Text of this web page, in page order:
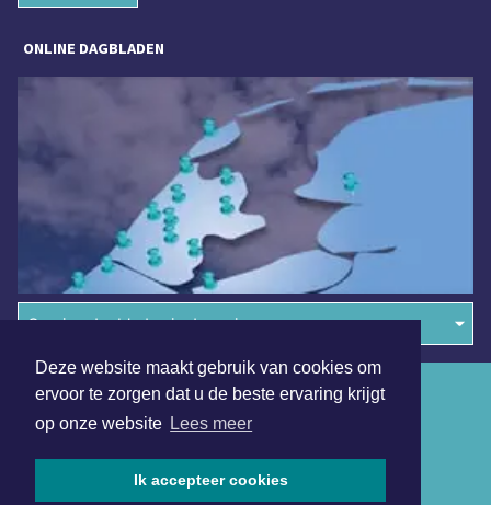
Deze website maakt gebruik van cookies om
ervoor te zorgen dat u de beste ervaring krijgt
op onze website Lees meer
Ik accepteer cookies
ONLINE DAGBLADEN
Overige dagbladen in de regio
Algemene voorwaarden
Disclaimer